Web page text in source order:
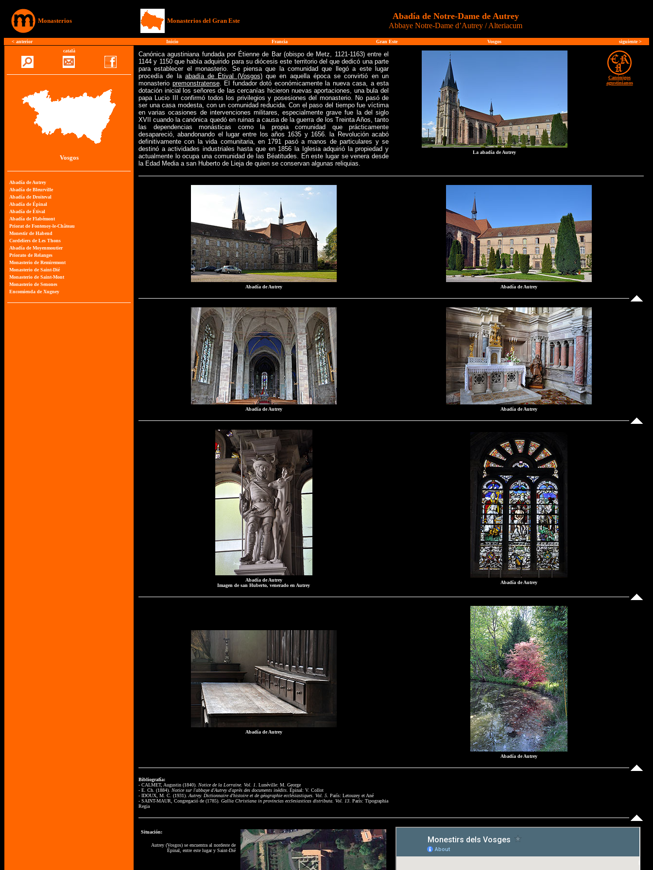
Monasterios Monasterios del Gran Este Abadía de Notre-Dame de Autrey
Abbaye Notre-Dame d’Autrey / Alteriacum
< anterior Inicio Francia Gran Este Vosgos siguiente>
català
Vosgos
Canónica agustiniana fundada por Étienne de Bar (obispo de Metz, 1121-1163) entre el
1144 y 1150 que había adquirido para su diócesis este territorio del que dedicó una parte
para establecer el monasterio. Se piensa que la comunidad que llegó a este lugar
procedía de la abadía de Étival (Vosgos)que en aquella época se convirtió en un
monasterio premonstratense. El fundador dotó económicamente la nueva casa, a esta
dotación inicial los señores de las cercanías hicieron nuevas aportaciones, una bula del
papa Lucio III confirmó todos los privilegios y posesiones del monasterio. No pasó de
ser una casa modesta, con un comunidad reducida. Con el paso del tiempo fue víctima
en varias ocasiones de intervenciones militares, especialmente grave fue la del siglo
XVII cuando la canónica quedó en ruinas a causa de la guerra de los Treinta Años, tanto
las dependencias monásticas como la propia comunidad que prácticamente
desapareció, abandonando el lugar entre los años 1635 y 1656. la Revolución acabó
definitivamente con la vida comunitaria, en 1791 pasó a manos de particulares y se
destinó a actividades industriales hasta que en 1856 la Iglesia adquirió la propiedad y
actualmente lo ocupa una comunidad de las Béatitudes. En este lugar se venera desde
la Edad Media a san Huberto de Lieja de quien se conservan algunas reliquias.
La abadía de Autrey
Canónigos
agustinianos
Abadía de Autrey Abadía de Autrey
Abadía de Autrey Abadía de Autrey
Abadía de Autrey
Imagen de san Huberto, venerado en Autrey
Abadía de Autrey
Abadía de Autrey
Abadía de Autrey
Bibliografía:
- CALMET, Augustin (1840). Notice de la Lorraine. Vol. 1 . Lunéville: M. George
- E. Ch. (1884). Notice sur l'abbaye d'Autrey d'après des documents inèdits . Épinal: V. Collot
- IDOUX, M. C. (1931). Autrey. Dictionnaire d'histoire et de géographie ecclésiastiques. Vol. 5 . París: Letouzey et Ané
- SAINT-MAUR, Congregació de (1785). Gallia Christiana in provincias ecclesiasticas distributa. Vol. 13 . París: Tipographia
Regia
Situación:
Autrey (Vosgos) se encuentra al nordeste de
Épinal, entre este lugar y Saint-Dié